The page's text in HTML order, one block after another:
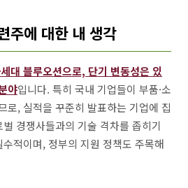
주에 대한 내 생각
대 블루오션으로, 단기 변동성은 있
야입니다. 특히 국내 기업들이 부품·소
로, 실적을 꾸준히 발표하는 기업에 집
경쟁사들과의 기술 격차를 좁히기
적이며, 정부의 지원 정책도 주목해